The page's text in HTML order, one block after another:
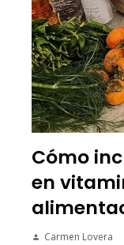
Cómo
en
Carmen Lovera